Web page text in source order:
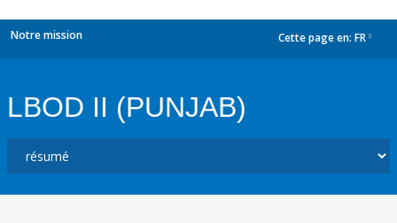
Notre mission Cette page en: FR
LBOD II (PUNJAB)